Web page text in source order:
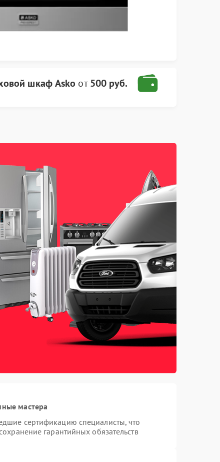
шкаф Asko от500 руб.
мастера
сертификацию специалисты, что
гарантийных обязательств